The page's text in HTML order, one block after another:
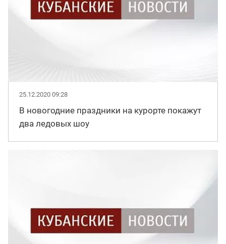
25.12.2020 09:28
В новогодние праздники на курорте покажут
два ледовых шоу